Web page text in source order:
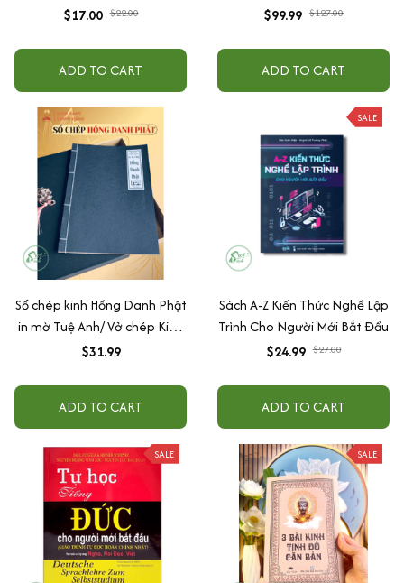
Sám Hối,10 bài tụng kinh Sám
$17.00 $22.00
ADD TO CART
Hối, Chú đại bi, Hồng danh,
$99.99 $127.00
ADD TO CART
Sổ chép kinh Hồng Danh Phật
in mờ Tuệ Anh/ Vở chép Kinh
giấy cổ (Tặng kèm Hộp đựng
$31.99
ADD TO CART
SALE
Sách A-Z Kiến Thức Nghề Lập
Trình Cho Người Mới Bắt Đầu
$24.99 $27.00
ADD TO CART
SALE SALE